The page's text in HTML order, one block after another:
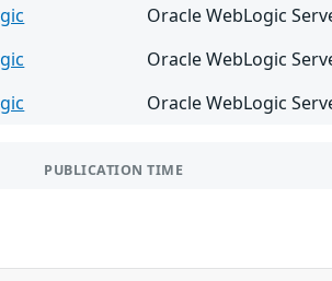
Oracle WebLogic
Oracle WebLogic
Oracle WebLogic
PUBLICATION TIME